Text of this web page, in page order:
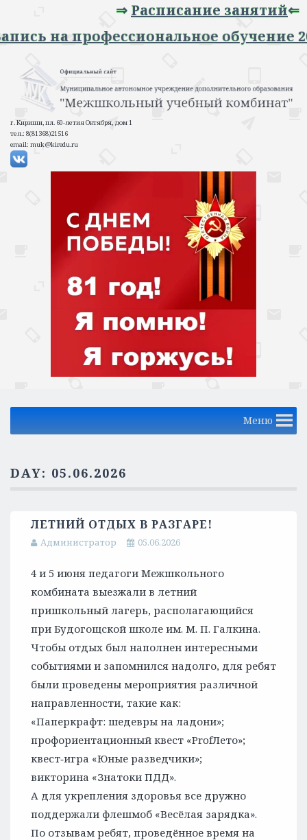
Расписание занятий⇐
на профессиональное обучение
г. Кириши, пл. 60-летия Октября, дом 1
тел.: 8(81368)21516
email: muk@kiredu.ru
Меню
DAY: 05.06.2026
ЛЕТНИЙ ОТДЫХ В РАЗГАРЕ!
Администратор 05.06.2026
4 и 5 июня педагоги Межшкольного
комбината выезжали в летний
пришкольный лагерь, располагающийся
при Будогощской школе им. М. П. Галкина.
Чтобы отдых был наполнен интересными
событиями и запомнился надолго, для ребят
были проведены мероприятия различной
направленности, такие как:
«Паперкрафт: шедевры на ладони»;
профориентационный квест «ProfЛето»;
квест‑игра «Юные разведчики»;
викторина «Знатоки ПДД».
А для укрепления здоровья все дружно
поддержали флешмоб «Весёлая зарядка».
По отзывам ребят, проведённое время на